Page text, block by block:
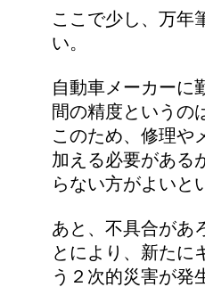
ここで少し、万年
い。
自動車メーカーに
間の精度というの
このため、修理や
加える必要がある
らない方がよいと
あと、不具合があ
とにより、新たに
う２次的災害が発